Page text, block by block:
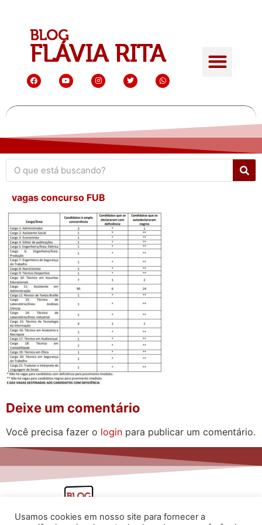
vagas concurso FUB
Deixe um comentário
Você precisa fazer o login para publicar um comentário.
Usamos cookies em nosso site para fornecer a